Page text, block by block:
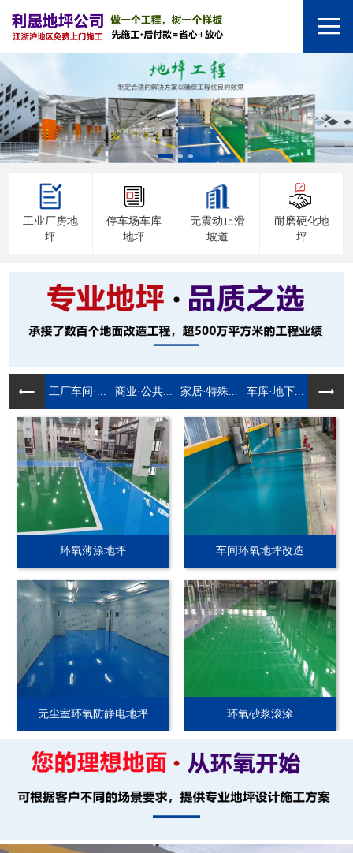
工业厂房地
坪
停车场车库
地坪
无震动止滑
坡道
耐磨硬化地
坪
工厂车间·... 商业·公共... 家居·特殊... 车库·地下...
环氧薄涂地坪 车间环氧地坪改造
无尘室环氧防静电地坪 环氧砂浆滚涂